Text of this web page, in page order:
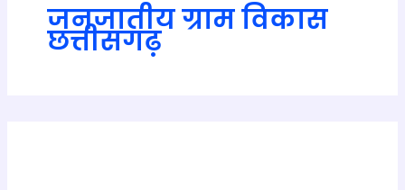
जनजातीय ग्राम विकास
छत्तीसगढ़